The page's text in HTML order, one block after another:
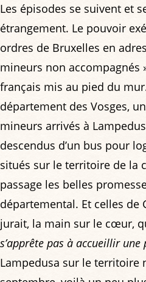
Les épisodes se suivent et
étrangement. Le pouvoir
ordres de Bruxelles en
mineurs non accompagnés
français mis au pied du
département des Vosges,
mineurs arrivés à
descendus d’un bus pour
situés sur le territoire de la
passage les belles
départemental. Et celles de
jurait, la main sur le cœur,
s’apprête pas à accueillir
Lampedusa sur le territoire